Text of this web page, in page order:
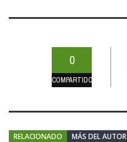
0
COMPARTIDOS
RELACIONADO MÁS DEL AUTOR